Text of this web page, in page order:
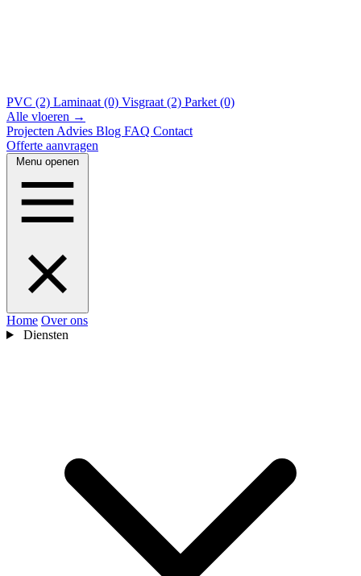
PVC (2) Laminaat (0) Visgraat (2) Parket (0)
Alle vloeren →
Projecten Advies Blog FAQ Contact
Offerte aanvragen
Menu openen
Home Over ons
Diensten